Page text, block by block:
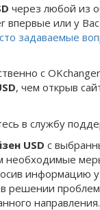
через любой из
впервые или у
задаваемые
c
, чем открыв
в службу
USD с
необходимые
информацию
решении
направления.